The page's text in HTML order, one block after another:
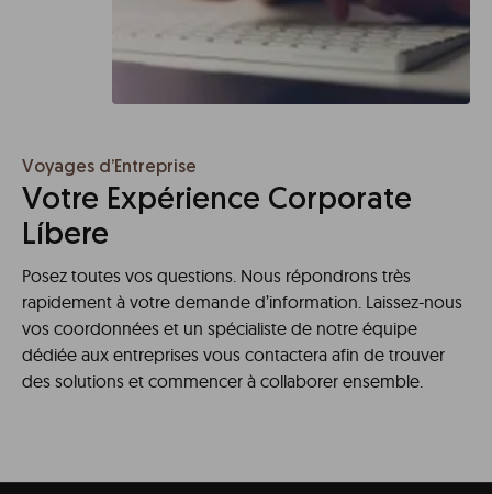
Voyages d’Entreprise
Votre Expérience Corporate
Líbere
Posez toutes vos questions. Nous répondrons très
rapidement à votre demande d’information. Laissez-nous
vos coordonnées et un spécialiste de notre équipe
dédiée aux entreprises vous contactera afin de trouver
des solutions et commencer à collaborer ensemble.